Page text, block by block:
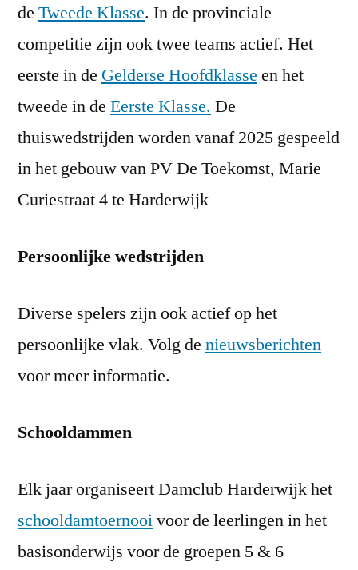
de Tweede Klasse. In de provinciale
competitie zijn ook twee teams actief. Het
eerste in de Gelderse Hoofdklasse en het
tweede in de Eerste Klasse. De
thuiswedstrijden worden vanaf 2025 gespeeld
in het gebouw van PV De Toekomst, Marie
Curiestraat 4 te Harderwijk
Persoonlijke wedstrijden
Diverse spelers zijn ook actief op het
persoonlijke vlak. Volg de nieuwsberichten
voor meer informatie.
Schooldammen
Elk jaar organiseert Damclub Harderwijk het
schooldamtoernooivoor de leerlingen in het
basisonderwijs voor de groepen 5 & 6